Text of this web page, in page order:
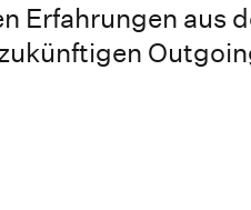
Erfahrungen aus